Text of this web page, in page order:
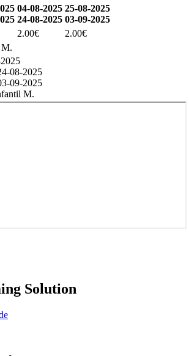
04-08-2025
24-08-2025
25-08-2025
03-09-2025
2.00€
2.00€
08-2025
09-2025
M.
Solution